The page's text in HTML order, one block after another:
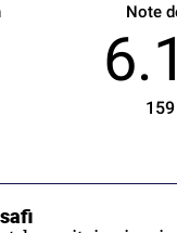
Note
159